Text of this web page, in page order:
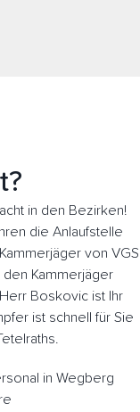
in den Bezirken!
die Anlaufstelle
von VGS
den Kammerjäger
Boskovic ist Ihr
ist schnell für Sie
in Wegberg